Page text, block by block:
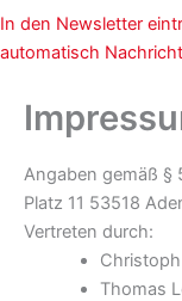
In den Newsletter
automatisch
Angaben gemäß §
Platz 11 53518
Vertreten durch:
Thomas